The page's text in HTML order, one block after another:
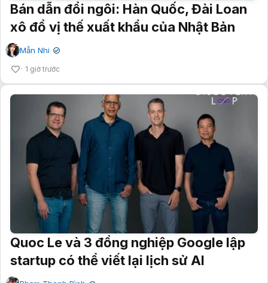
Bán dẫn đổi ngôi: Hàn Quốc, Đài Loan
xô đổ vị thế xuất khẩu của Nhật Bản
Mẫn Nhi ✔
1 giờ trước
Quoc Le và 3 đồng nghiệp Google lập
startup có thể viết lại lịch sử AI